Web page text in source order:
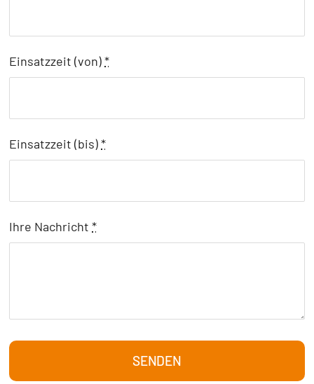
Einsatzzeit (von)*
Einsatzzeit (bis)*
Ihre Nachricht*
SENDEN